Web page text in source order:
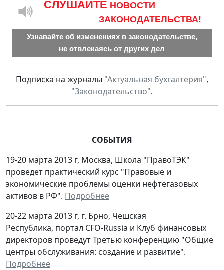
CЛУШАЙТЕ НОВОСТИ
ЗАКОНОДАТЕЛЬСТВА!
Узнавайте об изменениях в законодательстве,
не отвлекаясь от других дел
Подписка на журналы "Актуальная бухгалтерия",
"Законодательство".
СОБЫТИЯ
19-20 марта 2013 г, Москва, Школа "ПравоТЭК"
проведет практический курс "Правовые и
экономические проблемы оценки нефтегазовых
активов в РФ". Подробнее
20-22 марта 2013 г, г. Брно, Чешская
Республика, портал CFO-Russia и Клуб финансовых
директоров проведут Третью конференцию "Общие
центры обслуживания: создание и развитие".
Подробнее